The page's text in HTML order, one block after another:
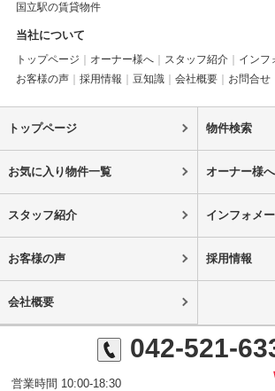
国立駅の賃貸物件
当社について
トップページ オーナー様へ スタッフ紹介
インフ
お客様の声
採用情報 豆知識 会社概要 お問合せ
トップページ 物件検索
お気に入り物件一覧 オーナー様へ
スタッフ紹介 インフォメ
お客様の声 採用情報
会社概要
042-521-
営業時間 10:00-18:30